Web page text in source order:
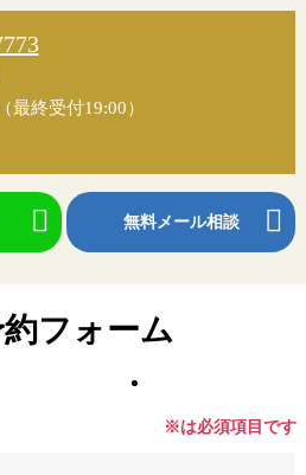
最終受付19:00）
無料メール相談
フォーム
※は必須項目です